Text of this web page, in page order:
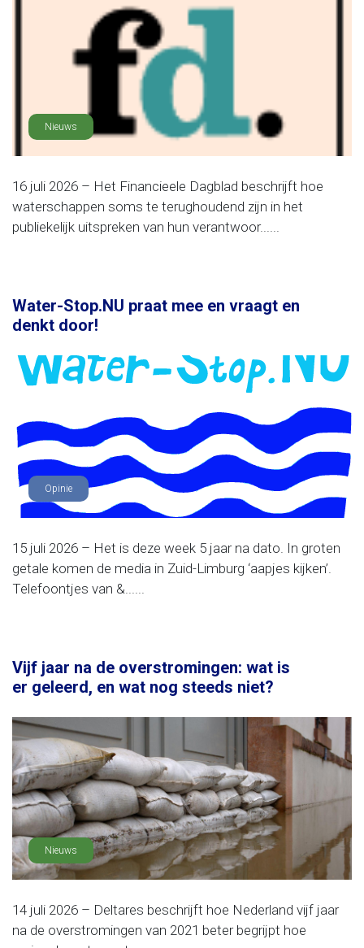
Nieuws
16 juli 2026 – Het Financieele Dagblad beschrijft hoe
waterschappen soms te terughoudend zijn in het
publiekelijk uitspreken van hun verantwoor......
Water-Stop.NU praat mee en vraagt en
denkt door!
Opinie
15 juli 2026 – Het is deze week 5 jaar na dato. In groten
getale komen de media in Zuid-Limburg ‘aapjes kijken’.
Telefoontjes van &......
Vijf jaar na de overstromingen: wat is
er geleerd, en wat nog steeds niet?
Nieuws
14 juli 2026 – Deltares beschrijft hoe Nederland vijf jaar
na de overstromingen van 2021 beter begrijpt hoe